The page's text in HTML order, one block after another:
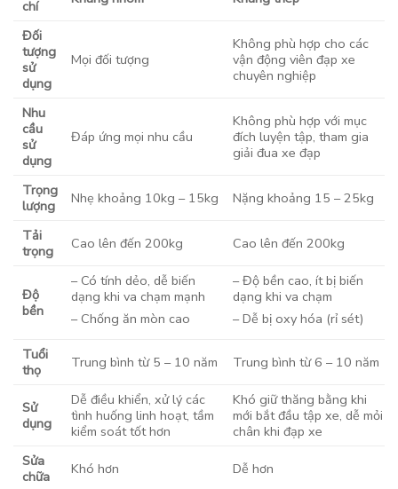
chí
Đối
tượng
sử
dụng
Mọi đối tượng
Không phù hợp cho các
vận động viên đạp xe
chuyên nghiệp
Nhu
cầu
sử
dụng
Đáp ứng mọi nhu cầu
Không phù hợp với mục
đích luyện tập, tham gia
giải đua xe đạp
Trọng
lượng
Nhẹ khoảng 10kg – 15kg Nặng khoảng 15 – 25kg
Tải
trọng
Cao lên đến 200kg Cao lên đến 200kg
Độ
bền
– Có tính dẻo, dễ biến
dạng khi va chạm mạnh
– Chống ăn mòn cao
– Độ bền cao, ít bị biến
dạng khi va chạm
– Dễ bị oxy hóa (rỉ sét)
Tuổi
thọ
Trung bình từ 5 – 10 năm Trung bình từ 6 – 10 năm
Sử
dụng
Dễ điều khiển, xử lý các
tình huống linh hoạt, tầm
kiểm soát tốt hơn
Khó giữ thăng bằng khi
mới bắt đầu tập xe, dễ mỏi
chân khi đạp xe
Sửa
chữa
Khó hơn Dễ hơn